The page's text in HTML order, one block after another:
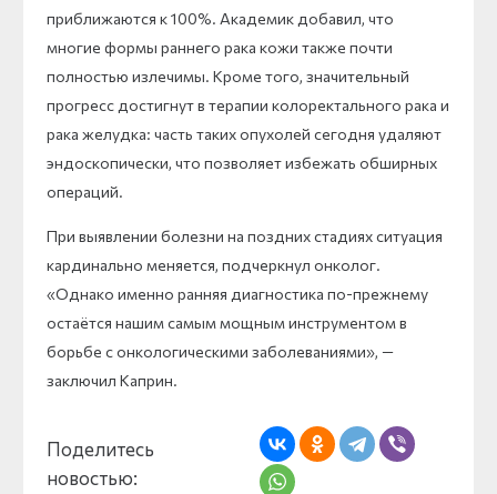
приближаются к 100%. Академик добавил, что
многие формы раннего рака кожи также почти
полностью излечимы. Кроме того, значительный
прогресс достигнут в терапии колоректального рака и
рака желудка: часть таких опухолей сегодня удаляют
эндоскопически, что позволяет избежать обширных
операций.
При выявлении болезни на поздних стадиях ситуация
кардинально меняется, подчеркнул онколог.
«Однако именно ранняя диагностика по-прежнему
остаётся нашим самым мощным инструментом в
борьбе с онкологическими заболеваниями», —
заключил Каприн.
Поделитесь
новостью: